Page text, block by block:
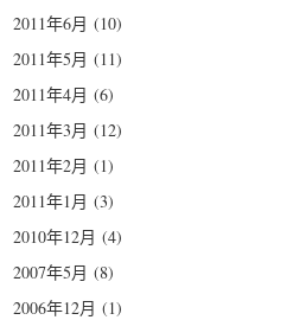
2011年6月 (10)
2011年5月 (11)
2011年4月 (6)
2011年3月 (12)
2011年2月 (1)
2011年1月 (3)
2010年12月 (4)
2007年5月 (8)
2006年12月 (1)